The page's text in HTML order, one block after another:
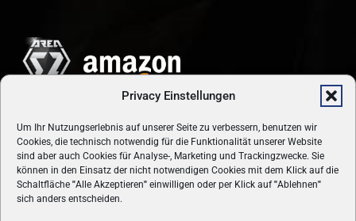
Privacy Einstellungen
Um Ihr Nutzungserlebnis auf unserer Seite zu verbessern, benutzen wir
Cookies, die technisch notwendig für die Funktionalität unserer Website
sind aber auch Cookies für Analyse-, Marketing und Trackingzwecke. Sie
können in den Einsatz der nicht notwendigen Cookies mit dem Klick auf die
Schaltfläche "Alle Akzeptieren" einwilligen oder per Klick auf"Ablehnen"
sich anders entscheiden.